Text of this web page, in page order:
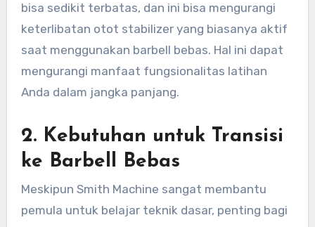
bisa sedikit terbatas, dan ini bisa mengurangi
keterlibatan otot stabilizer yang biasanya aktif
saat menggunakan barbell bebas. Hal ini dapat
mengurangi manfaat fungsionalitas latihan
Anda dalam jangka panjang.
2. Kebutuhan untuk Transisi
ke Barbell Bebas
Meskipun Smith Machine sangat membantu
pemula untuk belajar teknik dasar, penting bagi